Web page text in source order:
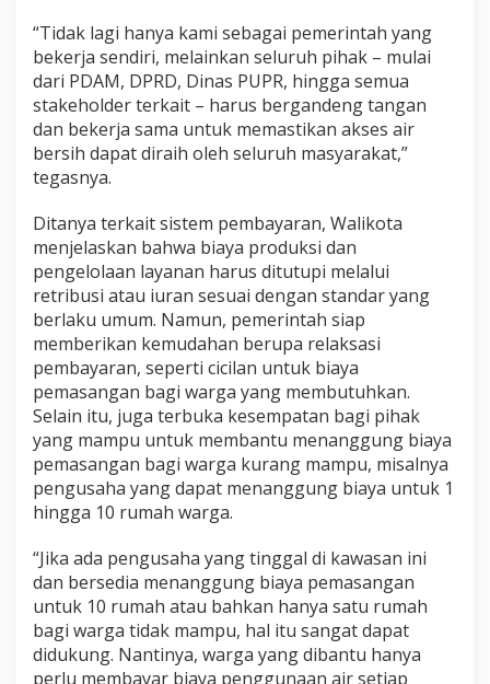
“Tidak lagi hanya kami sebagai pemerintah yang
bekerja sendiri, melainkan seluruh pihak – mulai
dari PDAM, DPRD, Dinas PUPR, hingga semua
stakeholder terkait – harus bergandeng tangan
dan bekerja sama untuk memastikan akses air
bersih dapat diraih oleh seluruh masyarakat,”
tegasnya.
Ditanya terkait sistem pembayaran, Walikota
menjelaskan bahwa biaya produksi dan
pengelolaan layanan harus ditutupi melalui
retribusi atau iuran sesuai dengan standar yang
berlaku umum. Namun, pemerintah siap
memberikan kemudahan berupa relaksasi
pembayaran, seperti cicilan untuk biaya
pemasangan bagi warga yang membutuhkan.
Selain itu, juga terbuka kesempatan bagi pihak
yang mampu untuk membantu menanggung biaya
pemasangan bagi warga kurang mampu, misalnya
pengusaha yang dapat menanggung biaya untuk 1
hingga 10 rumah warga.
“Jika ada pengusaha yang tinggal di kawasan ini
dan bersedia menanggung biaya pemasangan
untuk 10 rumah atau bahkan hanya satu rumah
bagi warga tidak mampu, hal itu sangat dapat
didukung. Nantinya, warga yang dibantu hanya
perlu membayar biaya penggunaan air setiap